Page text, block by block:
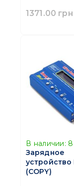
1371.00 грн
В наличии: 8
Зарядное
устройство
(COPY)